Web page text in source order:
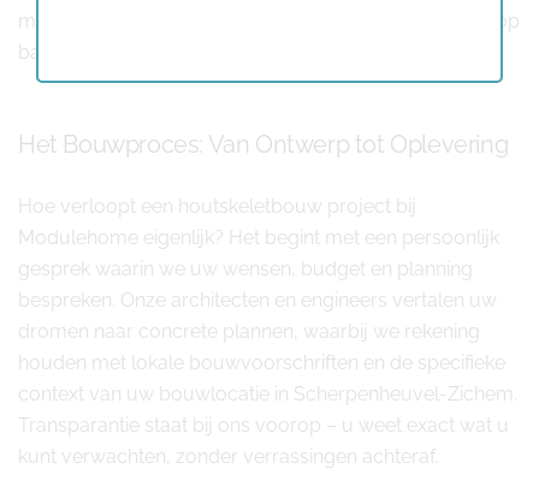
materialen die we gebruiken zorgvuldig geselecteerd op
basis van hun ecologische voetafdruk en recyclability.
Het Bouwproces: Van Ontwerp tot Oplevering
Hoe verloopt een houtskeletbouw project bij
Modulehome eigenlijk? Het begint met een persoonlijk
gesprek waarin we uw wensen, budget en planning
bespreken. Onze architecten en engineers vertalen uw
dromen naar concrete plannen, waarbij we rekening
houden met lokale bouwvoorschriften en de specifieke
context van uw bouwlocatie in Scherpenheuvel-Zichem.
Transparantie staat bij ons voorop – u weet exact wat u
kunt verwachten, zonder verrassingen achteraf.